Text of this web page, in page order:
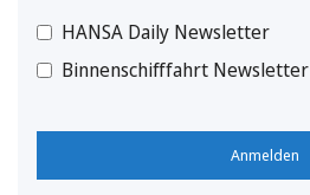
HANSA Daily Newsletter
Binnenschifffahrt Newsletter
Anmelden